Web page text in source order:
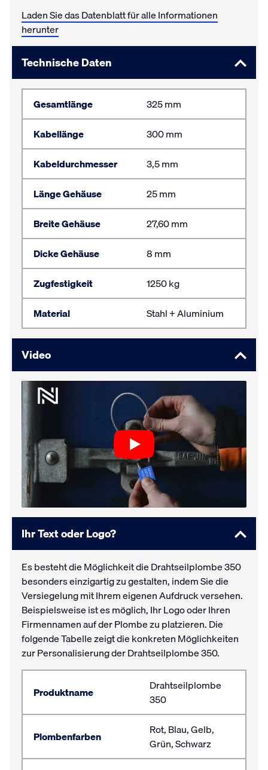
Laden Sie das Datenblatt für alle Informationen
herunter
Technische Daten
Gesamtlänge
325 mm
Kabellänge
300 mm
Kabeldurchmesser
3,5 mm
Länge Gehäuse
25 mm
Breite Gehäuse
27,60 mm
Dicke Gehäuse
8 mm
Zugfestigkeit
1250 kg
Material
Stahl + Aluminium
Video
Ihr Text oder Logo?
Es besteht die Möglichkeit die Drahtseilplombe 350
besonders einzigartig zu gestalten, indem Sie die
Versiegelung mit Ihrem eigenen Aufdruck versehen.
Beispielsweise ist es möglich, Ihr Logo oder Ihren
Firmennamen auf der Plombe zu platzieren. Die
folgende Tabelle zeigt die konkreten Möglichkeiten
zur Personalisierung der Drahtseilplombe 350.
Produktname
Drahtseilplombe
350
Plombenfarben
Rot, Blau, Gelb,
Grün, Schwarz